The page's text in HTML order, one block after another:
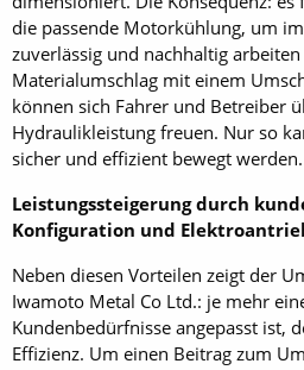
die passende Motorkühlung, um
zuverlässig und nachhaltig
Materialumschlag mit einem
können sich Fahrer und Betreiber
Hydraulikleistung freuen. Nur so
sicher und effizient bewegt werden.
Leistungssteigerung durch
Konfiguration und
Neben diesen Vorteilen zeigt der
Iwamoto Metal Co Ltd.: je mehr
Kundenbedürfnisse angepasst ist,
Effizienz. Um einen Beitrag zum